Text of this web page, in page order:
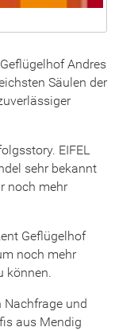
Andres
Säulen der
EIFEL
sehr bekannt
noch mehr
Geflügelhof
noch mehr
können.
und
aus Mendig